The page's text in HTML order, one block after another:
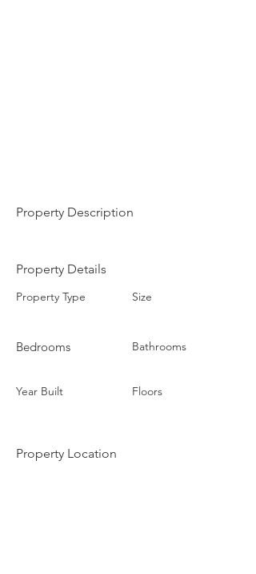
Property Description
Property Details
Property Type
Bedrooms
Year Built
Size
Bathrooms
Floors
Property Location